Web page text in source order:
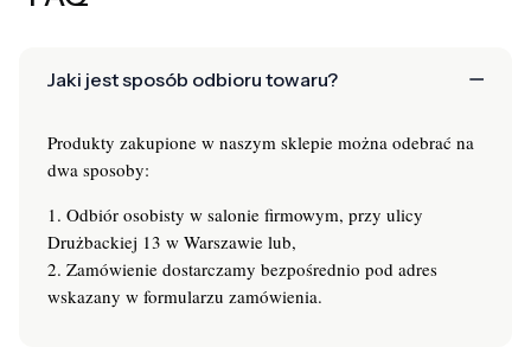
Jaki jest sposób odbioru towaru?
Produkty zakupione w naszym sklepie można odebrać na
dwa sposoby:
1. Odbiór osobisty w salonie firmowym, przy ulicy
Drużbackiej 13 w Warszawie lub,
2. Zamówienie dostarczamy bezpośrednio pod adres
wskazany w formularzu zamówienia.